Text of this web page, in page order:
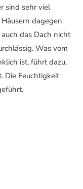
sind sehr viel
dagegen
das Dach nicht
Was vom
ist, führt dazu,
Die Feuchtigkeit